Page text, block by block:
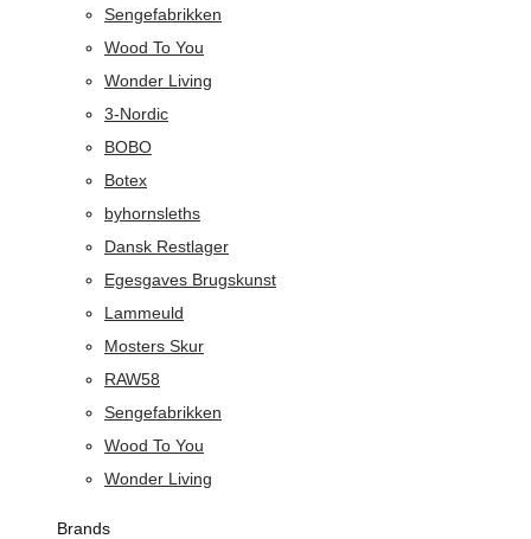
Sengefabrikken
Wood To You
Wonder Living
3-Nordic
BOBO
Botex
byhornsleths
Dansk Restlager
Egesgaves Brugskunst
Lammeuld
Mosters Skur
RAW58
Sengefabrikken
Wood To You
Wonder Living
Brands